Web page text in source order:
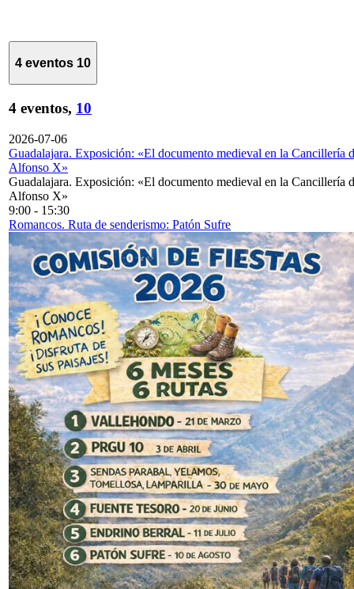
4 eventos 10
4 eventos, 10
2026-07-06
Guadalajara. Exposición: «El documento medieval en la Cancillería
Alfonso X»
Guadalajara. Exposición: «El documento medieval en la Cancillería
Alfonso X»
9:00 - 15:30
Romancos. Ruta de senderismo: Patón Sufre